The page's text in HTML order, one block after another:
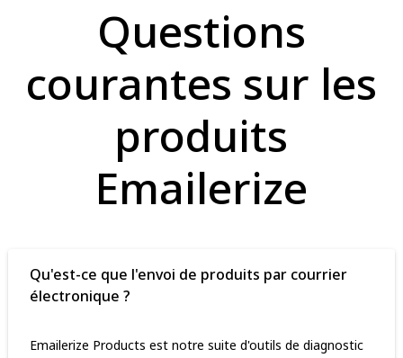
Questions
courantes sur les
produits
Emailerize
Qu'est-ce que l'envoi de produits par courrier
électronique ?
Emailerize Products est notre suite d'outils de diagnostic